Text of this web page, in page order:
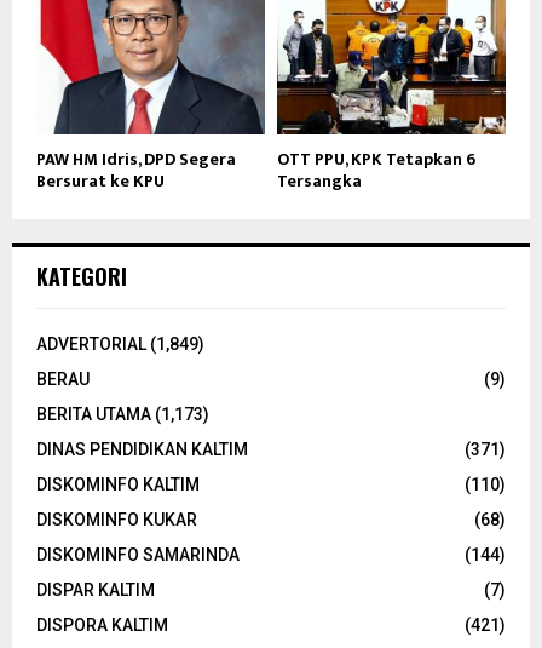
PAW HM Idris, DPD Segera
Bersurat ke KPU
OTT PPU, KPK Tetapkan 6
Tersangka
KATEGORI
ADVERTORIAL (1,849)
BERAU
(9)
BERITA UTAMA (1,173)
DINAS PENDIDIKAN KALTIM
(371)
DISKOMINFO KALTIM
(110)
DISKOMINFO KUKAR
(68)
DISKOMINFO SAMARINDA
(144)
DISPAR KALTIM
(7)
DISPORA KALTIM
(421)